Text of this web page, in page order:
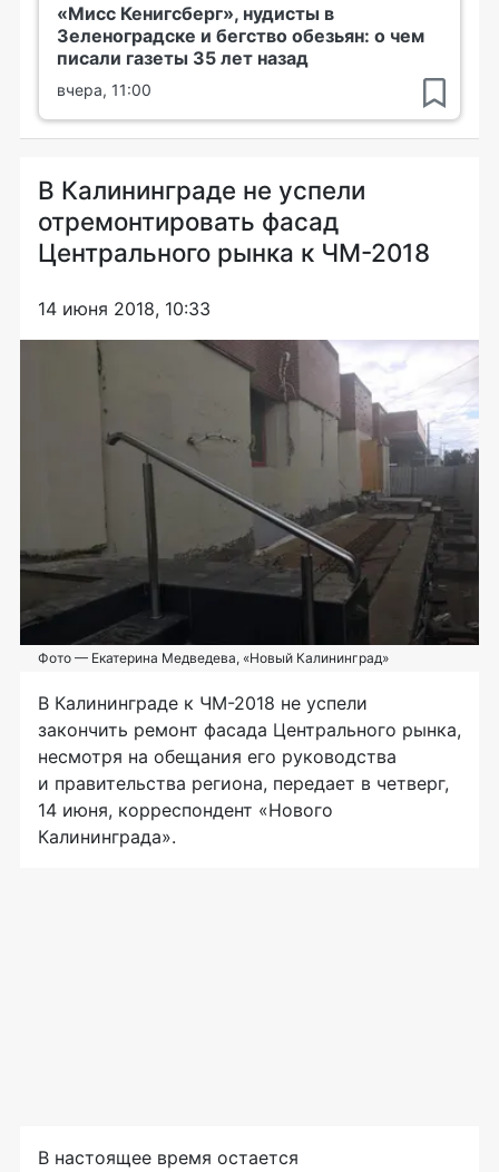
«Мисс Кенигсберг», нудисты в
Зеленоградске и бегство обезьян: о чем
писали газеты 35 лет назад
вчера, 11:00
В Калининграде не успели
отремонтировать фасад
Центрального рынка к ЧМ-2018
14 июня 2018, 10:33
Фото — Екатерина Медведева, «Новый Калининград»
В Калининграде к ЧМ-2018 не успели
закончить ремонт фасада Центрального рынка,
несмотря на обещания его руководства
и правительства региона, передает в четверг,
14 июня, корреспондент «Нового
Калининграда».
В настоящее время остается